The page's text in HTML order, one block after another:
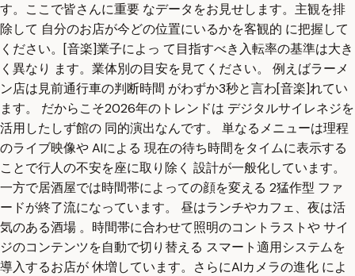
す。ここで皆さんに重要 なデータをお見せします。主観を排
除して 自分のお店が今どの位置にいるかを客観的 に把握して
ください。[音楽]業子によっ て目指すべき入転率の基準は大き
く異なり ます。業体別の目安を見てください。 例えばラーメ
ン店は見前通行車の判断時間 がわずか3秒と言わ[音楽]れてい
ます。 だからこそ2026年のトレンドは デジタルサイレネジを
活用したしず館の 同的演出なんです。 単なるメニューは理程
のライブ映像や AIによる 現在の待ち時間をタイムに表示する
ことで行人の不安を座に取り除く 設計が一般化しています。
一方で居酒屋では時間帯によっての顔を変える 2猛作型 ファ
ードが終了流になっています。 昼はランチやカフェ、夜は活
気のある酒場 。時間帯に合わせて照明のコントラストや サイ
ジのコンテンツを自動で切り替える スマート適用システムを
導入するお店が 休増しています。さらにAIカメラの進化 によ